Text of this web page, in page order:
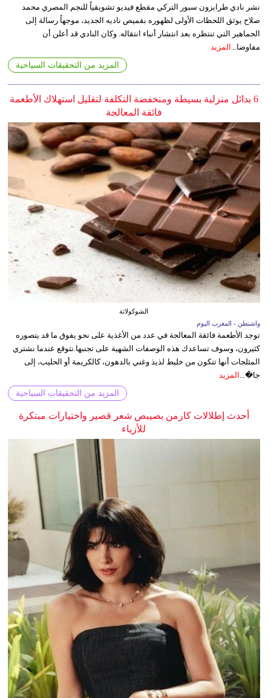
نشر نادي طرابزون سبور التركي مقطع فيديو تشويقياً للنجم المصري محمد
صلاح يوثق اللحظات الأولى لظهوره بقميص ناديه الجديد، موجهاً رسالة إلى
الجماهير التي تنتظره بعد انتشار أنباء انتقاله. وكان النادي قد أعلن أن
مفاوضا... المزيد
المزيد من التحقيقات السياحية
6 بدائل منزلية بسيطة ومنخفضة التكلفة لتقليل استهلاك الأطعمة
فائقة المعالجة
الشوكولاتة
واشنطن - المغرب اليوم
توجد الأطعمة فائقة المعالجة في عدد من الأغذية على نحو يفوق ما قد يتصوره
كثيرون، وسوف تساعدك هذه الوصفات الشهية على تجنبها.نتوقع عندما نشتري
المثلجات أنها تتكون من خليط لذيذ وغني بالدهون، كالكريمة أو الحليب، إلى
جا�...
المزيد
المزيد من التحقيقات السياحية
أحدث إطلالات كارمن بصيبص شعر قصير واختيارات مبتكرة
للأزياء